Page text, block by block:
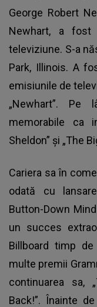
George Robert
Newhart, a fost
televiziune. S-a
Park, Illinois. A
emisiunile de
„Newhart”. Pe
memorabile ca
Sheldon” și „The
Cariera sa în
odată cu
Button-Down
un succes
Billboard timp
multe premii
continuarea sa,
Back!”. Înainte